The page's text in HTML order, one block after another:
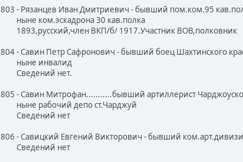
803 - Рязанцев Иван Дмитриевич - бывший пом.ком.95
ныне ком.эскадрона 30 кав.полка
1893,русский,член ВКП/б/ 1917.Участник ВОВ,полковник
804 - Савин Петр Сафронович - бывший боец Шахтинского
ныне инвалид
Сведений нет.
805 - Савин Митрофан...........бывший артиллерист
ныне рабочий депо ст.Чарджуй
Сведений нет
806 - Савицкий Евгений Викторович - бывший
Сведений нет